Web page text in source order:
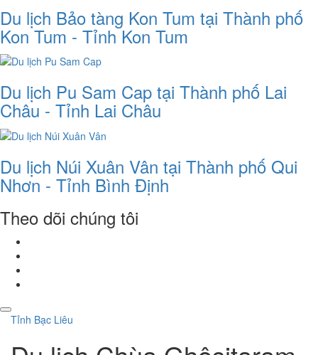
Du lịch Bảo tàng Kon Tum tại Thành phố
Kon Tum - Tỉnh Kon Tum
Du lịch Pu Sam Cap tại Thành phố Lai
Châu - Tỉnh Lai Châu
Du lịch Núi Xuân Vân tại Thành phố Qui
Nhơn - Tỉnh Bình Định
Theo dõi chúng tôi
Tỉnh Bạc Liêu